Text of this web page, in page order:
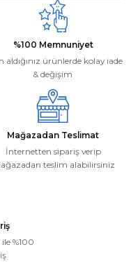
%100 Memnuniyet
aldığınız ürünlerde kolay iade
& değişim
Mağazadan Teslimat
İnternetten sipariş verip
teslim alabilirsiniz
%100